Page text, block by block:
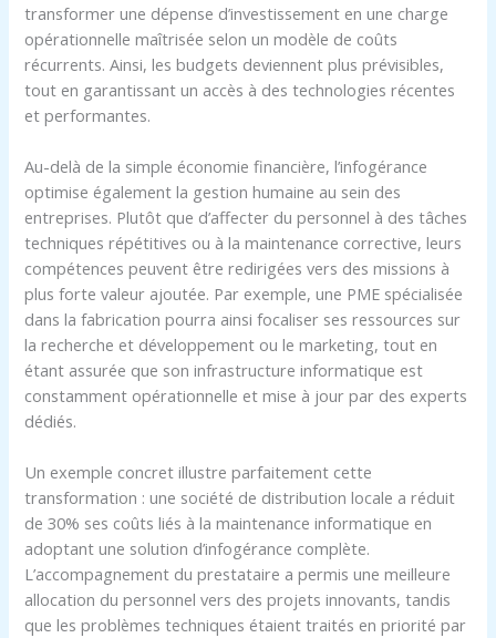
transformer une dépense d’investissement en une charge
opérationnelle maîtrisée selon un modèle de coûts
récurrents. Ainsi, les budgets deviennent plus prévisibles,
tout en garantissant un accès à des technologies récentes
et performantes.
Au-delà de la simple économie financière, l’infogérance
optimise également la gestion humaine au sein des
entreprises. Plutôt que d’affecter du personnel à des tâches
techniques répétitives ou à la maintenance corrective, leurs
compétences peuvent être redirigées vers des missions à
plus forte valeur ajoutée. Par exemple, une PME spécialisée
dans la fabrication pourra ainsi focaliser ses ressources sur
la recherche et développement ou le marketing, tout en
étant assurée que son infrastructure informatique est
constamment opérationnelle et mise à jour par des experts
dédiés.
Un exemple concret illustre parfaitement cette
transformation : une société de distribution locale a réduit
de 30% ses coûts liés à la maintenance informatique en
adoptant une solution d’infogérance complète.
L’accompagnement du prestataire a permis une meilleure
allocation du personnel vers des projets innovants, tandis
que les problèmes techniques étaient traités en priorité par